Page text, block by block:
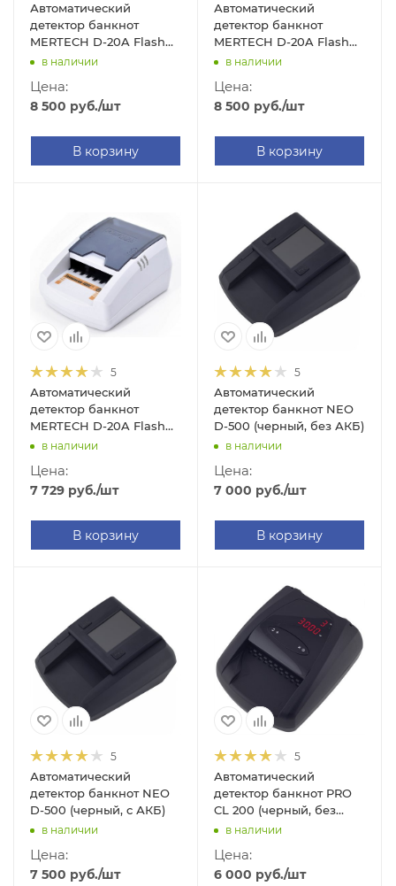
Автоматический
детектор банкнот
MERTECH D-20A Flash
Prime (LED, с АКБ)
в наличии
Цена:
8 500 руб./шт
В корзину
Автоматический
детектор банкнот
MERTECH D-20A Flash
Prime (LCD, с АКБ)
в наличии
Цена:
8 500 руб./шт
В корзину
5
Автоматический
детектор банкнот
MERTECH D-20A Flash
(белый, без АКБ)
в наличии
Цена:
7 729 руб./шт
В корзину
5
Автоматический
детектор банкнот NEO
D-500 (черный, без АКБ)
в наличии
Цена:
7 000 руб./шт
В корзину
5
Автоматический
детектор банкнот NEO
D-500 (черный, c АКБ)
в наличии
Цена:
7 500 руб./шт
5
Автоматический
детектор банкнот PRO
CL 200 (черный, без
АКБ)
в наличии
Цена:
6 000 руб./шт